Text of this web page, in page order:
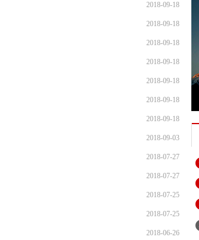
2018-09-18
2018-09-18
2018-09-18
2018-09-18
2018-09-18
2018-09-18
2018-09-18
2018-09-03
2018-07-27
2018-07-27
2018-07-25
2018-07-25
2018-06-26